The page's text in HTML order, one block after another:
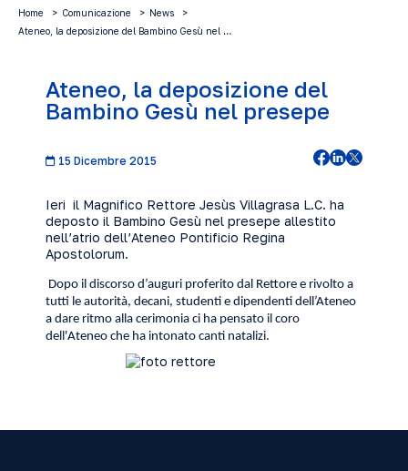
Home Comunicazione
News
Ateneo, la deposizione del Bambino Gesù nel …
Ateneo, la deposizione del
Bambino Gesù nel presepe
15 Dicembre 2015
Ieri il Magnifico Rettore Jesùs Villagrasa L.C. ha
deposto il Bambino Gesù nel presepe allestito
nell’atrio dell’Ateneo Pontificio Regina
Apostolorum.
Dopo il discorso d’auguri proferito dal Rettore e rivolto a
tutti le autorità, decani, studenti e dipendenti dell’Ateneo
a dare ritmo alla cerimonia ci ha pensato il coro
dell'Ateneo che ha intonato canti natalizi.